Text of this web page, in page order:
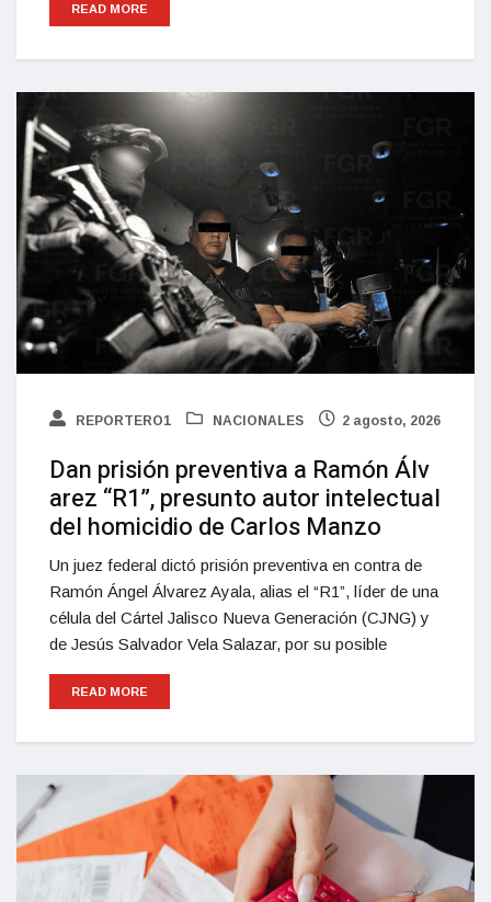
READ MORE
REPORTERO1 NACIONALES 2 agosto, 2026
Dan prisión preventiva a Ramón Álv
arez “R1”, presunto autor intelectual
del homicidio de Carlos Manzo
Un juez federal dictó prisión preventiva en contra de
Ramón Ángel Álvarez Ayala, alias el “R1”, líder de una
célula del Cártel Jalisco Nueva Generación (CJNG) y
de Jesús Salvador Vela Salazar, por su posible
READ MORE